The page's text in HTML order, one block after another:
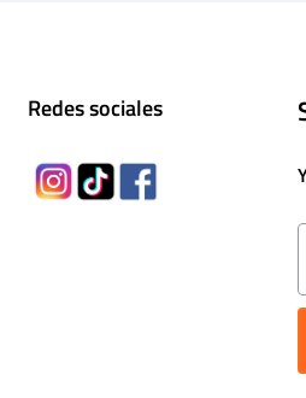
Redes sociales